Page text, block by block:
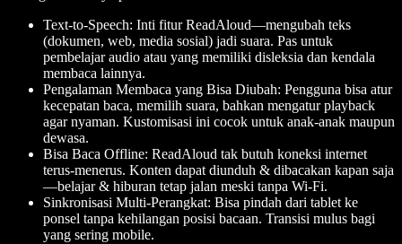
Text-to-Speech: Inti fitur ReadAloud—mengubah teks
(dokumen, web, media sosial) jadi suara. Pas untuk
pembelajar audio atau yang memiliki disleksia dan kendala
membaca lainnya.
Pengalaman Membaca yang Bisa Diubah: Pengguna bisa atur
kecepatan baca, memilih suara, bahkan mengatur playback
agar nyaman. Kustomisasi ini cocok untuk anak-anak maupun
dewasa.
Bisa Baca Offline: ReadAloud tak butuh koneksi internet
terus-menerus. Konten dapat diunduh & dibacakan kapan saja
—belajar & hiburan tetap jalan meski tanpa Wi-Fi.
Sinkronisasi Multi-Perangkat: Bisa pindah dari tablet ke
ponsel tanpa kehilangan posisi bacaan. Transisi mulus bagi
yang sering mobile.